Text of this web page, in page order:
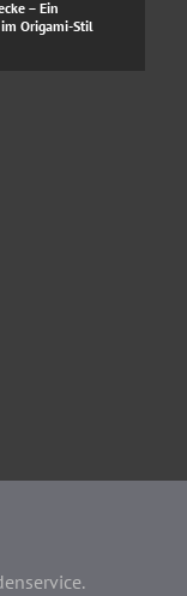
– Ein
Origami-Stil